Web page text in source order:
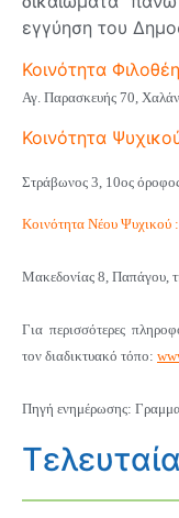
εγγύηση του
Κοινότητα
Αγ. Παρασκευής 70,
Κοινότητα
Στράβωνος 3, 10ος
Κοινότητα Νέου Ψυχικού :
Μακεδονίας 8, Παπάγου,
Για περισσότερες
τον διαδικτυακό τόπο:
Πηγή ενημέρωσης: